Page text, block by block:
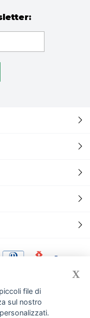
poliuretanica per cemento
|Cemento GFRC
per stampi e manufatti
file di
sul nostro
X